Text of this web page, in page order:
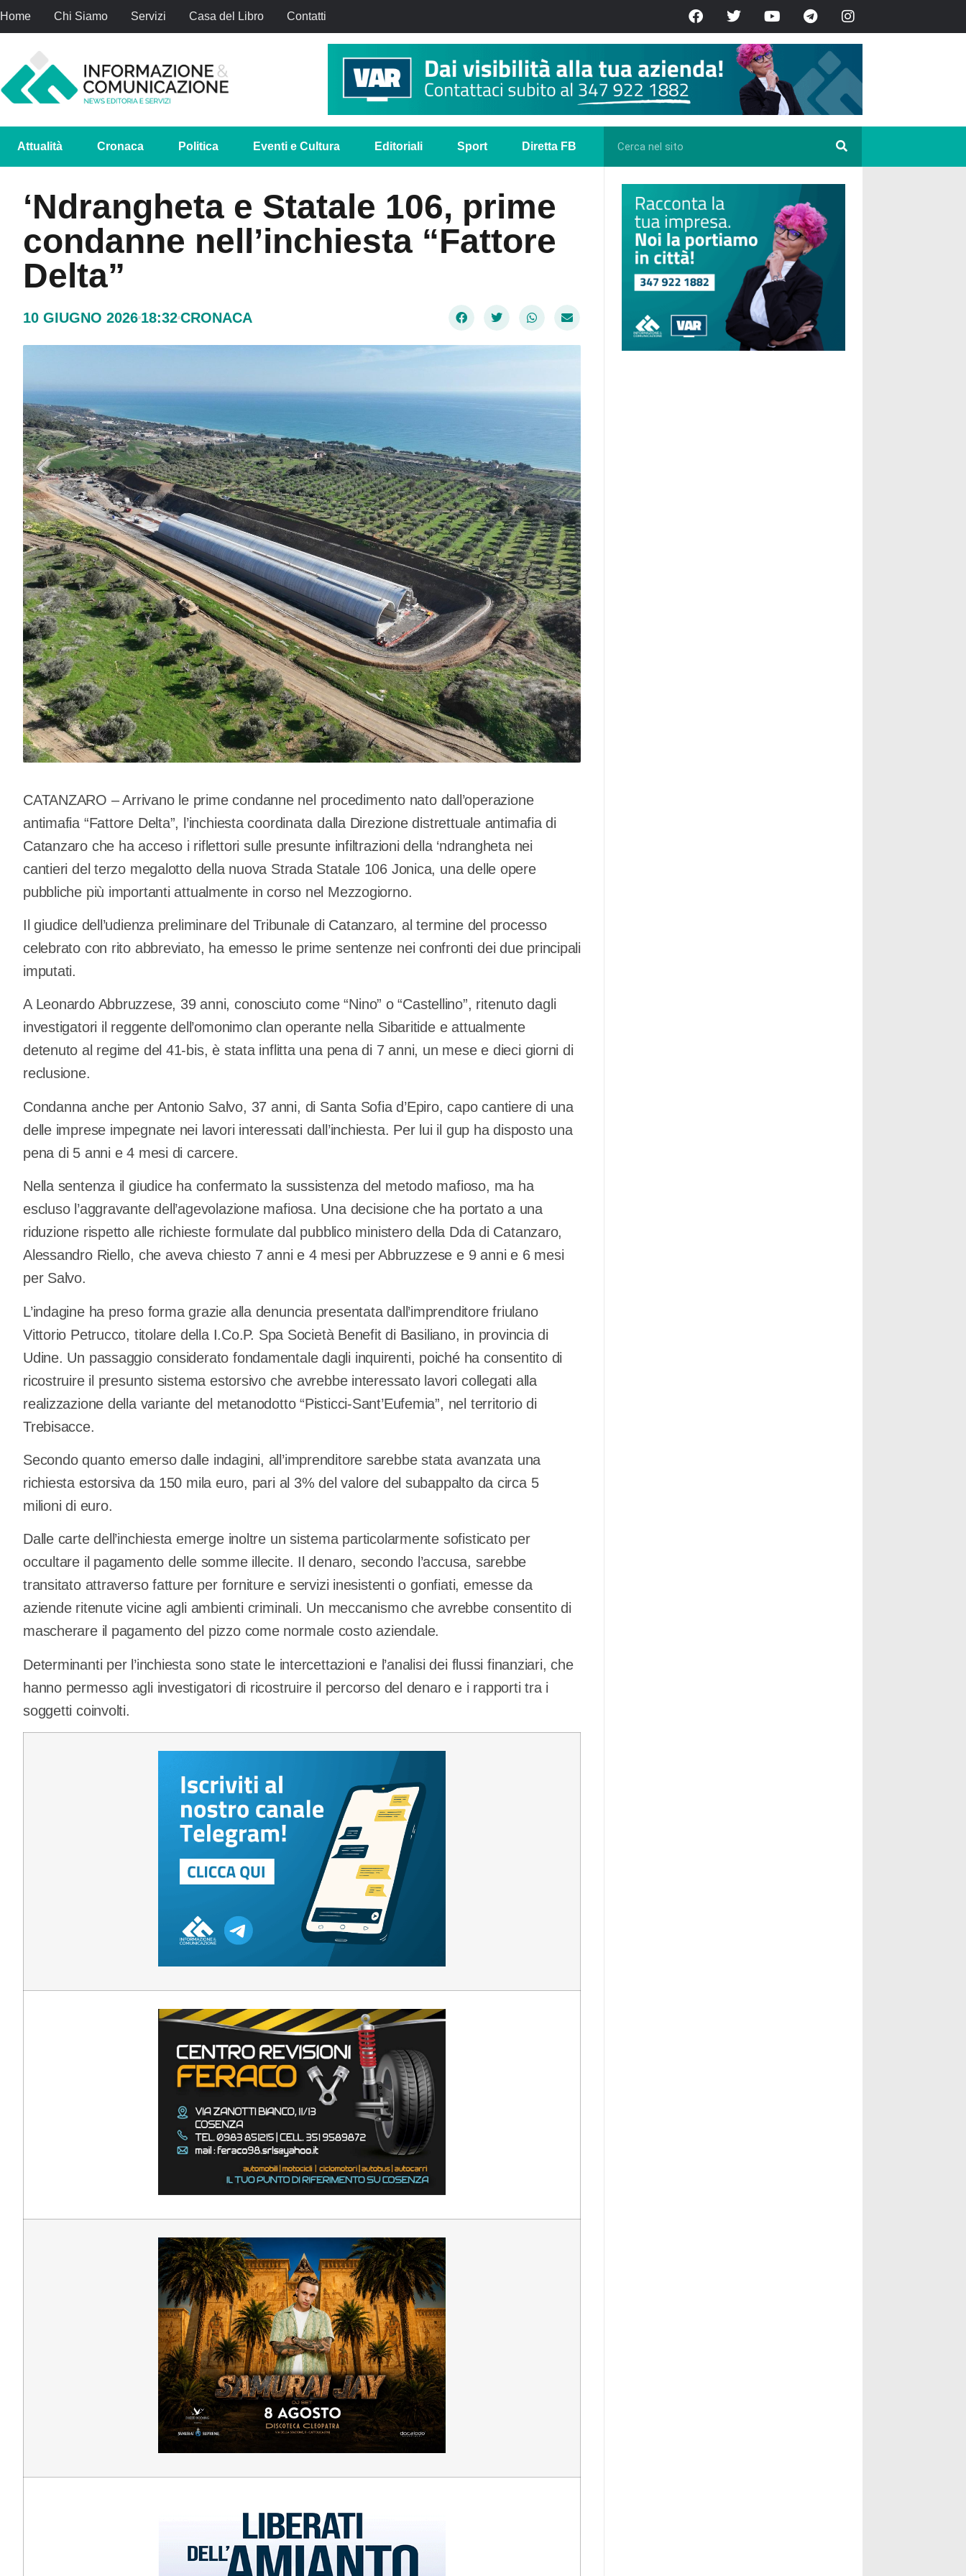
Home Chi Siamo Servizi Casa del Libro Contatti
Attualità Cronaca Politica Eventi e Cultura Editoriali Sport Diretta FB
‘Ndrangheta e Statale 106, prime
condanne nell’inchiesta “Fattore
Delta”
10 GIUGNO 2026 18:32CRONACA
CATANZARO – Arrivano le prime condanne nel procedimento nato dall’operazione
antimafia “Fattore Delta”, l’inchiesta coordinata dalla Direzione distrettuale antimafia di
Catanzaro che ha acceso i riflettori sulle presunte infiltrazioni della ‘ndrangheta nei
cantieri del terzo megalotto della nuova Strada Statale 106 Jonica, una delle opere
pubbliche più importanti attualmente in corso nel Mezzogiorno.
Il giudice dell’udienza preliminare del Tribunale di Catanzaro, al termine del processo
celebrato con rito abbreviato, ha emesso le prime sentenze nei confronti dei due principali
imputati.
A Leonardo Abbruzzese, 39 anni, conosciuto come “Nino” o “Castellino”, ritenuto dagli
investigatori il reggente dell’omonimo clan operante nella Sibaritide e attualmente
detenuto al regime del 41-bis, è stata inflitta una pena di 7 anni, un mese e dieci giorni di
reclusione.
Condanna anche per Antonio Salvo, 37 anni, di Santa Sofia d’Epiro, capo cantiere di una
delle imprese impegnate nei lavori interessati dall’inchiesta. Per lui il gup ha disposto una
pena di 5 anni e 4 mesi di carcere.
Nella sentenza il giudice ha confermato la sussistenza del metodo mafioso, ma ha
escluso l’aggravante dell’agevolazione mafiosa. Una decisione che ha portato a una
riduzione rispetto alle richieste formulate dal pubblico ministero della Dda di Catanzaro,
Alessandro Riello, che aveva chiesto 7 anni e 4 mesi per Abbruzzese e 9 anni e 6 mesi
per Salvo.
L’indagine ha preso forma grazie alla denuncia presentata dall’imprenditore friulano
Vittorio Petrucco, titolare della I.Co.P. Spa Società Benefit di Basiliano, in provincia di
Udine. Un passaggio considerato fondamentale dagli inquirenti, poiché ha consentito di
ricostruire il presunto sistema estorsivo che avrebbe interessato lavori collegati alla
realizzazione della variante del metanodotto “Pisticci-Sant’Eufemia”, nel territorio di
Trebisacce.
Secondo quanto emerso dalle indagini, all’imprenditore sarebbe stata avanzata una
richiesta estorsiva da 150 mila euro, pari al 3% del valore del subappalto da circa 5
milioni di euro.
Dalle carte dell’inchiesta emerge inoltre un sistema particolarmente sofisticato per
occultare il pagamento delle somme illecite. Il denaro, secondo l’accusa, sarebbe
transitato attraverso fatture per forniture e servizi inesistenti o gonfiati, emesse da
aziende ritenute vicine agli ambienti criminali. Un meccanismo che avrebbe consentito di
mascherare il pagamento del pizzo come normale costo aziendale.
Determinanti per l’inchiesta sono state le intercettazioni e l’analisi dei flussi finanziari, che
hanno permesso agli investigatori di ricostruire il percorso del denaro e i rapporti tra i
soggetti coinvolti.